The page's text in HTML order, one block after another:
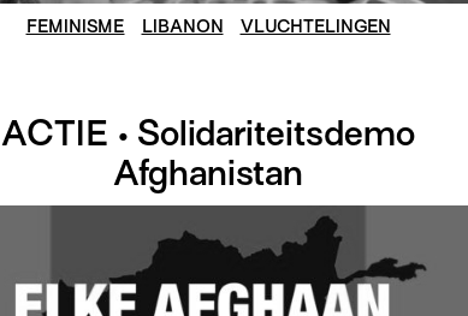
FEMINISME LIBANON VLUCHTELINGEN
ACTIE • Solidariteitsdemo
Afghanistan